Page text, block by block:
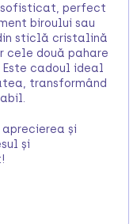
perfect
biroului sau
sticlă cristalină
cele două pahare
cadoul ideal
transformând
și
și